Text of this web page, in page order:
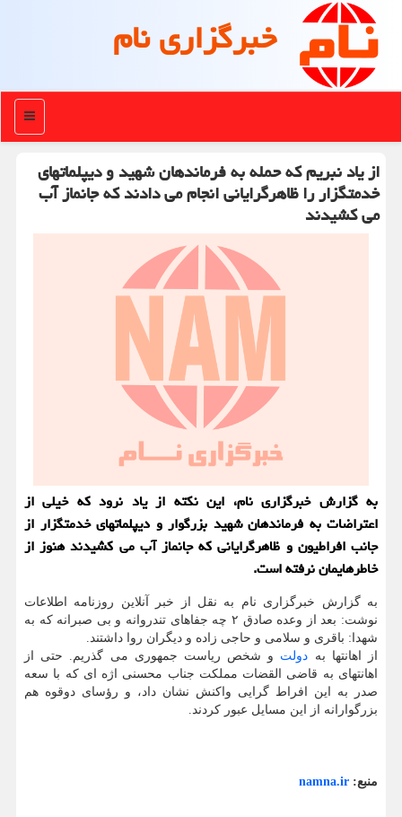
خبرگزاری نام
منو
از یاد نبریم که حمله به فرماندهان شهید و دیپلماتهای
خدمتگزار را ظاهرگرایانی انجام می دادند که جانماز آب
می کشیدند
به گزارش خبرگزاری نام، این نکته از یاد نرود که خیلی از
اعتراضات به فرماندهان شهید بزرگوار و دیپلماتهای خدمتگزار از
جانب افراطیون و ظاهرگرایانی که جانماز آب می کشیدند هنوز از
خاطرهایمان نرفته است.
به گزارش خبرگزاری نام به نقل از خبر آنلاین روزنامه اطلاعات
نوشت: بعد از وعده صادق ۲ چه جفاهای تندروانه و بی صبرانه که به
شهدا: باقری و سلامی و حاجی زاده و دیگران روا داشتند.
از اهانتها به دولت و شخص ریاست جمهوری می گذریم. حتی از
اهانتهای به قاضی القضات مملکت جناب محسنی اژه ای که با سعه
صدر به این افراط گرایی واکنش نشان داد، و رؤسای دوقوه هم
بزرگوارانه از این مسایل عبور کردند.
منبع: namna.ir